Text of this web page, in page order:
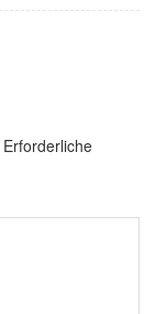
Erforderliche